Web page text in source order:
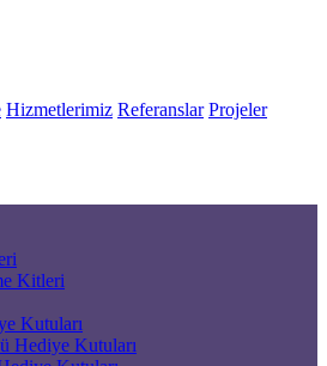
Hizmetlerimiz Referanslar Projeler
Kitleri
Kutuları
Hediye Kutuları